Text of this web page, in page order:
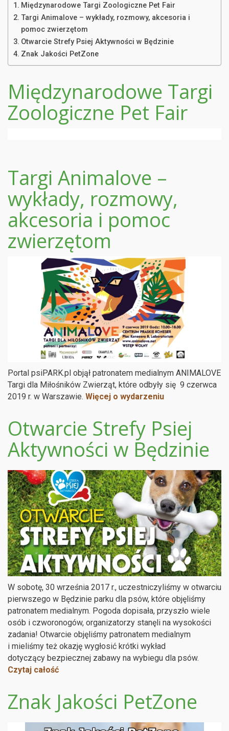
Międzynarodowe Targi Zoologiczne Pet Fair
Targi Animalove – wykłady, rozmowy, akcesoria i
pomoc zwierzętom
Otwarcie Strefy Psiej Aktywności w Będzinie
Znak Jakości PetZone
Międzynarodowe Targi
Zoologiczne Pet Fair
Targi Animalove –
wykłady, rozmowy,
akcesoria i pomoc
zwierzętom
Portal psiPARK.pl objął patronatem medialnym ANIMALOVE
Targi dla Miłośników Zwierząt, które odbyły się 9 czerwca
2019 r. w Warszawie. Więcej o wydarzeniu
Otwarcie Strefy Psiej
Aktywności w Będzinie
W sobotę, 30 września 2017 r., uczestniczyliśmy w otwarciu
pierwszego w Będzinie parku dla psów, które objęliśmy
patronatem medialnym. Pogoda dopisała, przyszło wiele
osób i czworonogów, organizatorzy stanęli na wysokości
zadania! Otwarcie objęliśmy patronatem medialnym
i mieliśmy też okazję wygłosić krótki wykład
dotyczący bezpiecznej zabawy na wybiegu dla psów.
Czytaj całość
Znak Jakości PetZone